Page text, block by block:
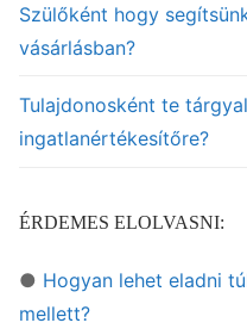
Szülőként hogy
vásárlásban?
Tulajdonosként te
ingatlanértékesítőre?
ÉRDEMES ELOLVASNI:
● Hogyan lehet eladni
mellett?